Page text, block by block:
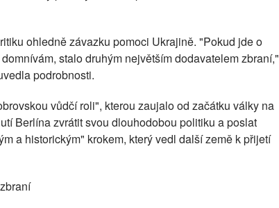
ohledně závazku pomoci Ukrajině. "Pokud jde o
stalo druhým největším dodavatelem zbraní,"
podrobnosti.
vůdčí roli", kterou zaujalo od začátku války na
Berlína zvrátit svou dlouhodobou politiku a poslat
a historickým" krokem, který vedl další země k přijetí